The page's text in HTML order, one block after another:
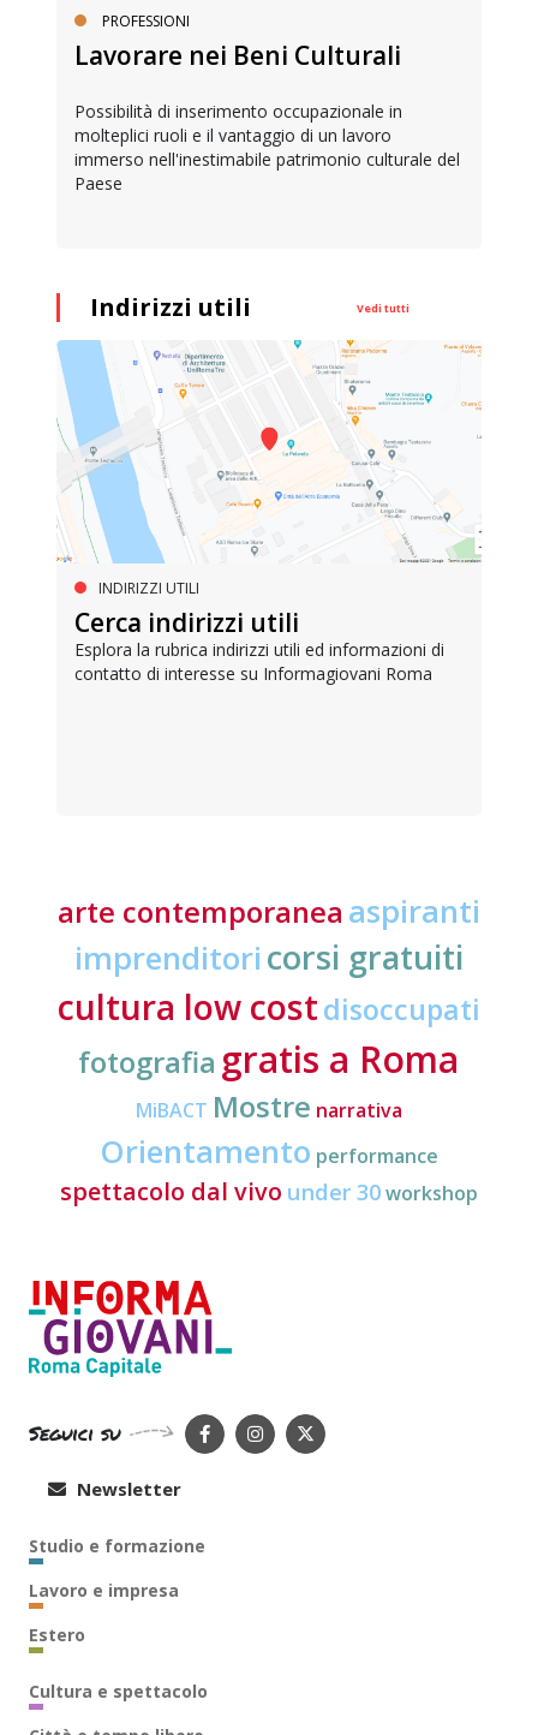
PROFESSIONI
Lavorare nei Beni Culturali
Possibilità di inserimento occupazionale in
molteplici ruoli e il vantaggio di un lavoro
immerso nell'inestimabile patrimonio culturale del
Paese
Indirizzi utili Vedi tutti
INDIRIZZI UTILI
Cerca indirizzi utili
Esplora la rubrica indirizzi utili ed informazioni di
contatto di interesse su Informagiovani Roma
arte contemporanea aspiranti
imprenditori corsi gratuiti
cultura low costdisoccupati
fotografia gratis a Roma
MiBACT Mostre narrativa
Orientamento performance
spettacolo dal vivo under 30workshop
Seguici su
Newsletter
Studio e formazione
Lavoro e impresa
Estero
Cultura e spettacolo